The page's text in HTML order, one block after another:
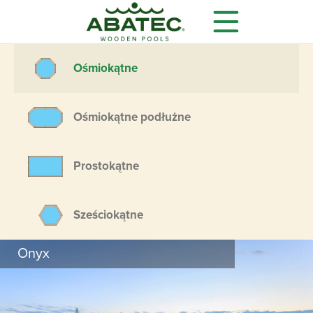
Modele
Ośmiokątne
Ośmiokątne podłużne
Prostokątne
Sześciokątne
OnyxWszystko czego potrzebujesz,
dostajesz w standardzie